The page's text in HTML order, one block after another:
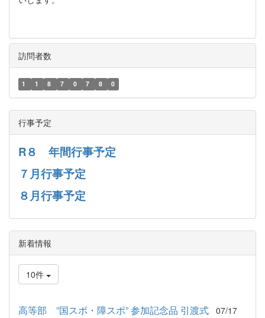
訪問者数
1 1 8 7 0 7 8 0
行事予定
R８ 年間行事予定
７月行事予定
８月行事予定
新着情報
10件
高等部 ”国スポ・障スポ” 参加記念品 引渡式 07/17